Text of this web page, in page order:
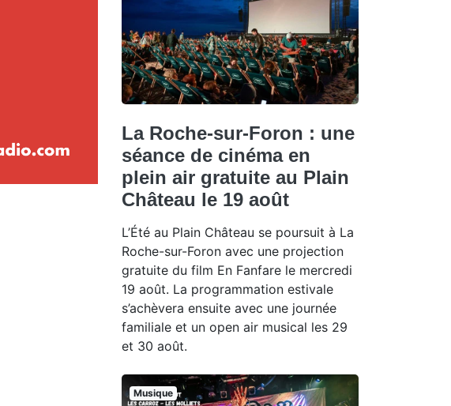
La Roche-sur-Foron : une
séance de cinéma en
plein air gratuite au Plain
Château le 19 août
L’Été au Plain Château se poursuit à La
Roche-sur-Foron avec une projection
gratuite du film En Fanfare le mercredi
19 août. La programmation estivale
s’achèvera ensuite avec une journée
familiale et un open air musical les 29
et 30 août.
Musique